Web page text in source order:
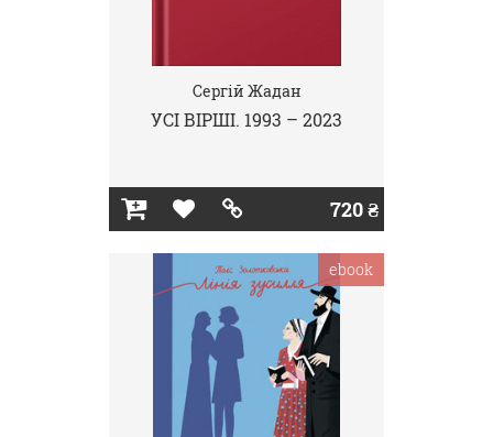
Сергій Жадан
УСІ ВІРШІ. 1993 – 2023
720 ₴
ebook